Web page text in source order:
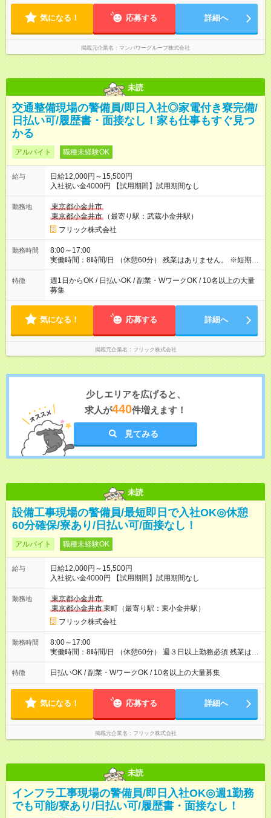
気になる！ 応募する 詳細へ
掲載元企業名 マンパワーグループ株式会社
未読
交通整備現場の警備員/即日入社◎家電付き寮完備/
日払い可/履歴書・面接なし！家も仕事もすぐ見つ
かる
アルバイト 職種未経験OK
給与
日給12,000円～15,500円
入社祝い金4000円 【試用期間】試用期間なし
勤務地
東京都小金井市
東京都小金井市
（最寄り駅：武蔵小金井駅）
フリック株式会社
勤務時間
8:00～17:00
実働時間：8時間/日 （休憩60分） 残業はありません。 ※短期の
募集は行っておりません。予めご了承くださいませ。
特徴
週1日からOK / 日払いOK / 副業・WワークOK / 10名以上の大量
募集
気になる！ 応募する 詳細へ
掲載元企業名 フリック株式会社
少しエリアを広げると、
求人が440件増えます！
見てみる
未読
設備工事現場の警備員/最短即日で入社OK◎休憩
60分確保/寮あり/日払い可/面接なし！
アルバイト 職種未経験OK
給与
日給12,000円～15,500円
入社祝い金4000円 【試用期間】試用期間なし
勤務地
東京都小金井市
東京都小金井市東町（最寄り駅：東小金井駅）
フリック株式会社
勤務時間
8:00～17:00
実働時間：8時間/日 （休憩60分） 週３日以上勤務必須 残業はあ
りません。 ※短期の募集は行っておりません。予めご了承くだ
さいませ。
特徴 日払いOK / 副業・WワークOK / 10名以上の大量募集
気になる！ 応募する 詳細へ
掲載元企業名 フリック株式会社
未読
インフラ工事現場の警備員/即日入社OK◎週1勤務
でも可能/寮あり/日払い可/履歴書・面接なし！